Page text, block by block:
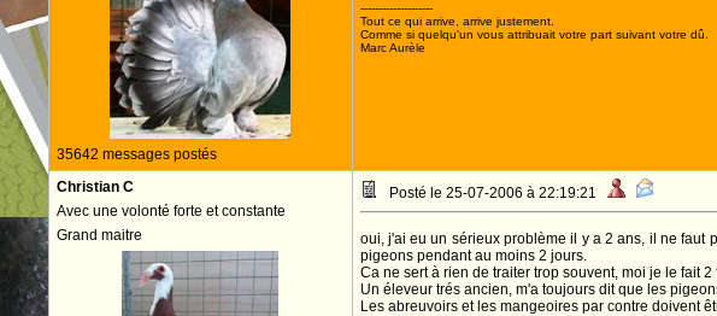
35642 messages postés
--------------------
Tout ce qui arrive, arrive justement.
Comme si quelqu'un vous attribuait votre part suivant votre dû.
Marc Aurèle
Christian C
Avec une volonté forte et constante
Grand maitre
Posté le 25-07-2006 à 22:19:21
oui, j'ai eu un sérieux problème il y a 2 ans, il ne faut
pigeons pendant au moins 2 jours.
Ca ne sert à rien de traiter trop souvent, moi je le fait 2
Un éleveur trés ancien, m'a toujours dit que les
Les abreuvoirs et les mangeoires par contre doivent